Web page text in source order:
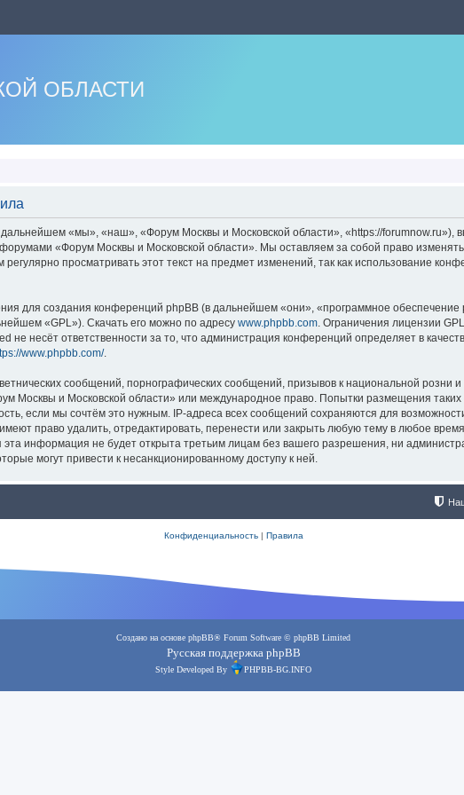
ОБЛАСТИ
«мы», «наш», «Форум Москвы и Московской области», «https://forumnow.ru»),
«Форум Москвы и Московской области». Мы оставляем за собой право
просматривать этот текст на предмет изменений, так как использование
для создания конференций phpBB (в дальнейшем «они», «программное обеспечение
«GPL»). Скачать его можно по адресу www.phpbb.com. Ограничения лицензии
несёт ответственности за то, что администрация конференций определяет в
www.phpbb.com/.
сообщений, порнографических сообщений, призывов к национальной
Москвы и Московской области» или международное право. Попытки размещения
если мы сочтём это нужным. IP-адреса всех сообщений сохраняются для
право удалить, отредактировать, перенести или закрыть любую тему в любое
информация не будет открыта третьим лицам без вашего разрешения, ни
могут привести к несанкционированному доступу к ней.
Конфиденциальность| Правила
Создано на основе phpBB® Forum Software © phpBB Limited
Русская поддержка phpBB
Style Developed By PHPBB-BG.INFO